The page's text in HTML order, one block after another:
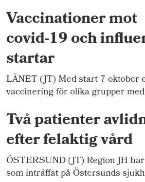
Vaccinationer mot
covid-19 och
startar
LÄNET (JT) Med start 7 oktober
vaccinering för olika grupper
Två patienter
efter felaktig vård
ÖSTERSUND (JT) Region JH
som inträffat på Östersunds